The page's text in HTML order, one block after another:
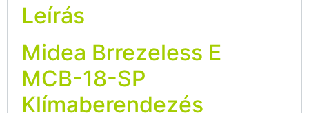
Leírás
Midea Brrezeless E
MCB-18-SP
Klímaberendezés